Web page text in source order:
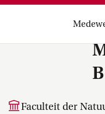
Faculteit der